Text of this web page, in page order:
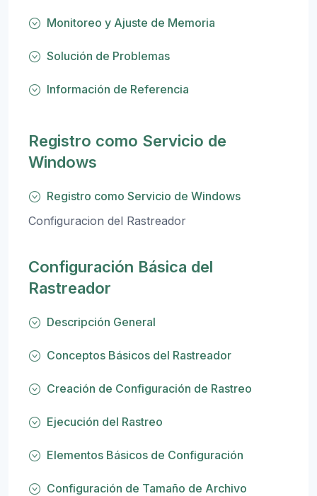
Monitoreo y Ajuste de Memoria
Solución de Problemas
Información de Referencia
Registro como Servicio de
Windows
Registro como Servicio de Windows
Configuracion del Rastreador
Configuración Básica del
Rastreador
Descripción General
Conceptos Básicos del Rastreador
Creación de Configuración de Rastreo
Ejecución del Rastreo
Elementos Básicos de Configuración
Configuración de Tamaño de Archivo